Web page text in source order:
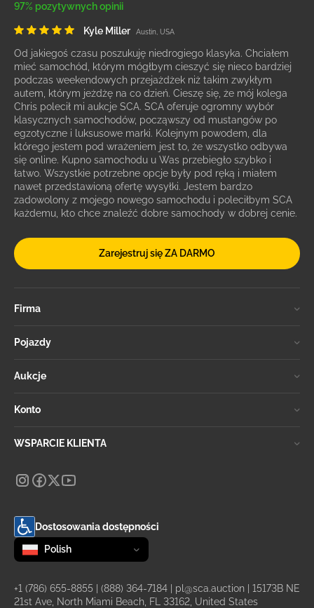
97% pozytywnych opinii
Kyle Miller Austin, USA
Od jakiegoś czasu poszukuję niedrogiego klasyka. Chciałem
mieć samochód, którym mógłbym cieszyć się nieco bardziej
podczas weekendowych przejażdżek niż takim zwykłym
autem, którym jeżdżę na co dzień. Cieszę się, że mój kolega
Chris polecił mi aukcje SCA. SCA oferuje ogromny wybór
klasycznych samochodów, począwszy od mustangów po
egzotyczne i luksusowe marki. Kolejnym powodem, dla
którego jestem pod wrażeniem jest to, że wszystko odbywa
się online. Kupno samochodu u Was przebiegło szybko i
łatwo. Wszystkie potrzebne opcje były pod ręką i miałem
nawet przedstawioną ofertę wysyłki. Jestem bardzo
zadowolony z mojego nowego samochodu i poleciłbym SCA
każdemu, kto chce znaleźć dobre samochody w dobrej cenie.
Zarejestruj się ZA DARMO
Firma
Pojazdy
Aukcje
Konto
WSPARCIE KLIENTA
Dostosowania dostępności
Zmień język
selected
Polish
+1 (786) 655-8855 (888) 364-7184 pl@sca.auction | 15173B NE
21st Ave, North Miami Beach, FL 33162, United States